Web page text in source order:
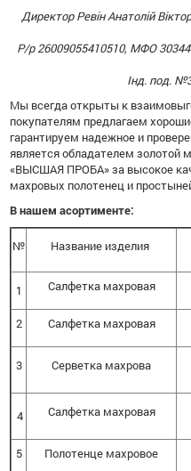
Директор Ревін Анатолій
Р/р 26009055410510, МФО
Інд. под.
Мы всегда открыты к
покупателям предлагаем
гарантируем надежное и
является обладателем золотой
«ВЫСШАЯ ПРОБА» за высокое
махровых полотенец и
В нашем асортименте:
№ Название изделия
1 Салфетка махровая
2 Салфетка махровая
3 Серветка махрова
4 Салфетка махровая
5 Полотенце махровое